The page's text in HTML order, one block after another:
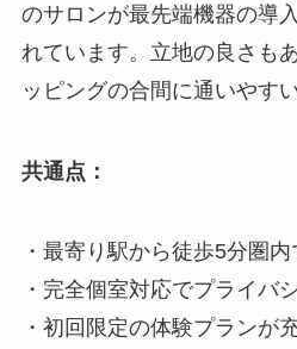
のサロンが最先端機器の導
れています。立地の良さも
ッピングの合間に通いやす
共通点：
・最寄り駅から徒歩5分圏
・完全個室対応でプライバ
・初回限定の体験プランが